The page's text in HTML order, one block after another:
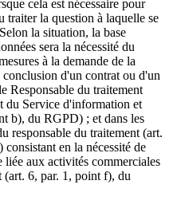
cela est nécessaire pour
traiter la question à laquelle se
la situation, la base
sera la nécessité du
à la demande de la
conclusion d'un contrat ou d'un
Responsable du traitement
du Service d'information et
b), du RGPD) ; et dans les
responsable du traitement (art.
en la nécessité de
liée aux activités commerciales
(art. 6, par. 1, point f), du